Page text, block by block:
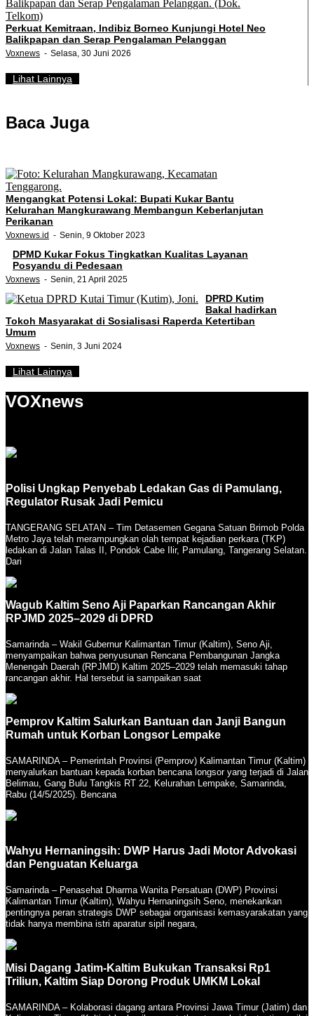
Perkuat Kemitraan, Indibiz Borneo Kunjungi Hotel Neo
Balikpapan dan Serap Pengalaman Pelanggan
Voxnews Selasa, 30 Juni 2026
Lihat Lainnya
Baca Juga
Mengangkat Potensi Lokal: Bupati Kukar Bantu
Kelurahan Mangkurawang Membangun Keberlanjutan
Perikanan
Voxnews.id Senin, 9 Oktober 2023
DPMD Kukar Fokus Tingkatkan Kualitas Layanan
Posyandu di Pedesaan
Voxnews Senin, 21 April 2025
DPRD Kutim
Bakal hadirkan
Tokoh Masyarakat di Sosialisasi Raperda Ketertiban
Umum
Voxnews Senin, 3 Juni 2024
Lihat Lainnya
VOXnews
Polisi Ungkap Penyebab Ledakan Gas di Pamulang,
Regulator Rusak Jadi Pemicu
TANGERANG SELATAN – Tim Detasemen Gegana Satuan Brimob Polda
Metro Jaya telah merampungkan olah tempat kejadian perkara (TKP)
ledakan di Jalan Talas II, Pondok Cabe Ilir, Pamulang, Tangerang Selatan.
Dari
Wagub Kaltim Seno Aji Paparkan Rancangan Akhir
RPJMD 2025–2029 di DPRD
Samarinda – Wakil Gubernur Kalimantan Timur (Kaltim), Seno Aji,
menyampaikan bahwa penyusunan Rencana Pembangunan Jangka
Menengah Daerah (RPJMD) Kaltim 2025–2029 telah memasuki tahap
rancangan akhir. Hal tersebut ia sampaikan saat
Pemprov Kaltim Salurkan Bantuan dan Janji Bangun
Rumah untuk Korban Longsor Lempake
SAMARINDA – Pemerintah Provinsi (Pemprov) Kalimantan Timur (Kaltim)
menyalurkan bantuan kepada korban bencana longsor yang terjadi di Jalan
Belimau, Gang Bulu Tangkis RT 22, Kelurahan Lempake, Samarinda,
Rabu (14/5/2025). Bencana
Wahyu Hernaningsih: DWP Harus Jadi Motor Advokasi
dan Penguatan Keluarga
Samarinda – Penasehat Dharma Wanita Persatuan (DWP) Provinsi
Kalimantan Timur (Kaltim), Wahyu Hernaningsih Seno, menekankan
pentingnya peran strategis DWP sebagai organisasi kemasyarakatan yang
tidak hanya membina istri aparatur sipil negara,
Misi Dagang Jatim-Kaltim Bukukan Transaksi Rp1
Triliun, Kaltim Siap Dorong Produk UMKM Lokal
SAMARINDA – Kolaborasi dagang antara Provinsi Jawa Timur (Jatim) dan